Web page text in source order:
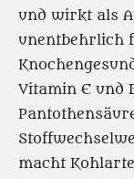
und wirkt als
unentbehrlich
Vitamin E und
macht